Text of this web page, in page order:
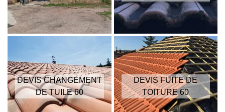
DEVIS CHANGEMENT
DE TUILE 60
DEVIS FUITE DE
TOITURE 60